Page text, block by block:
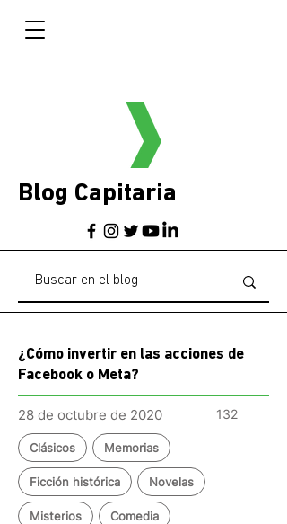
Blog Capitaria
¿Cómo invertir en las acciones de
Facebook o Meta?
28 de octubre de 2020 132
Clásicos Memorias
Ficción histórica Novelas
Misterios Comedia